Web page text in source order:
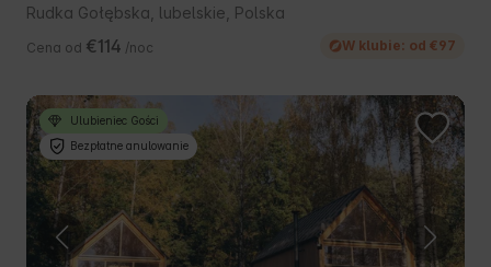
Rudka Gołębska, lubelskie, Polska
Cena od €114 /noc W klubie: od €97
Ulubieniec Gości
Bezpłatne anulowanie